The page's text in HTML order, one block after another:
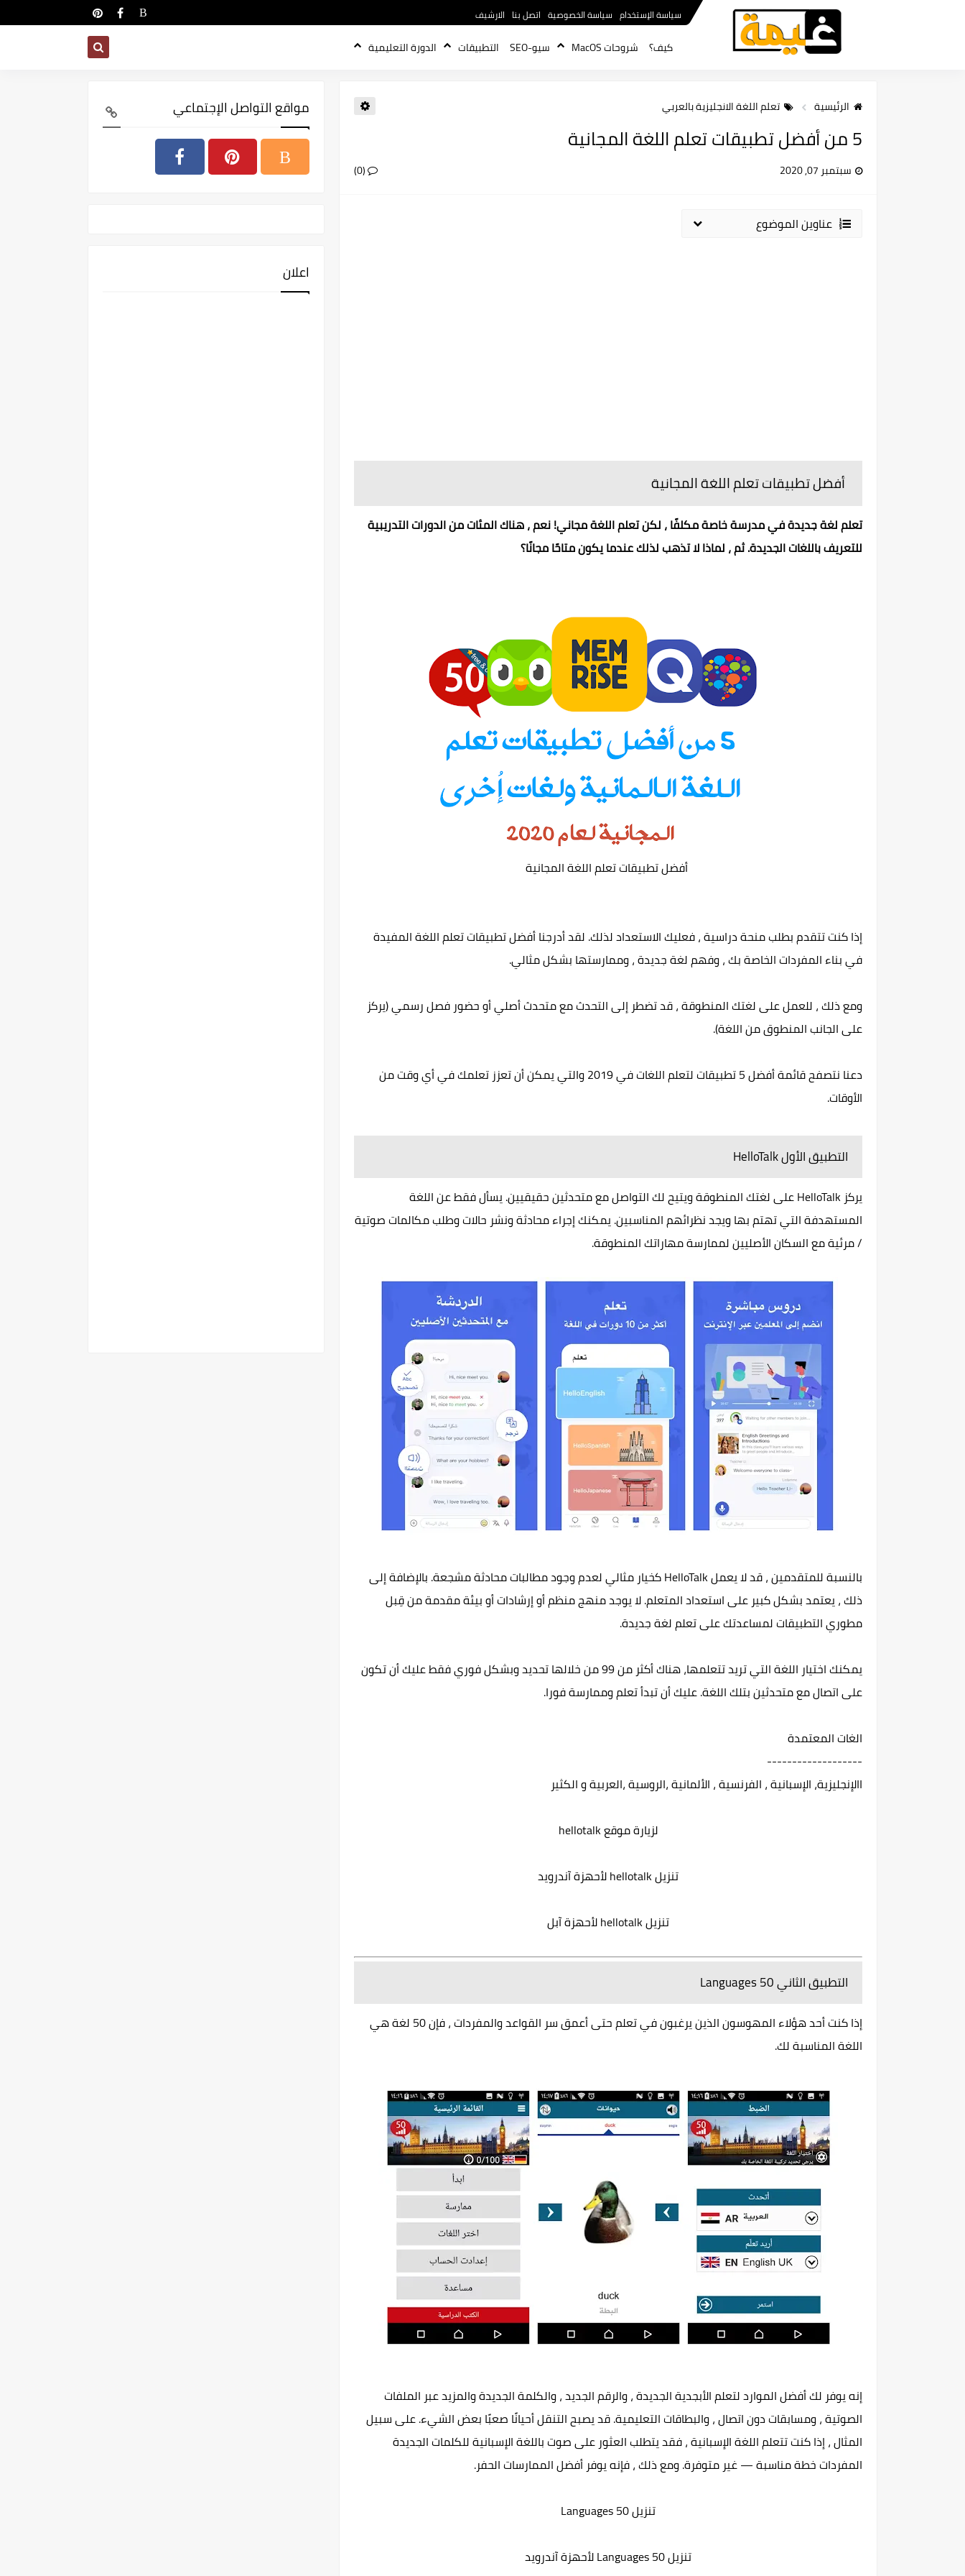
سياسة الإستخدام سياسة الخصوصية اتصل بنا الارشيف
كيف؟ شروحات MacOS سيو-SEO التطبيقات الدورة التعليمية
الرئيسية تعلم اللغة الانجليزية بالعربي
5 من أفضل تطبيقات تعلم اللغة المجانية
سبتمبر 07, 2020 (0)
عناوين الموضوع
أفضل تطبيقات تعلم اللغة المجانية
تعلم لغة جديدة في مدرسة خاصة مكلفًا ، لكن تعلم اللغة مجاني! نعم ، هناك المئات من الدورات التدريبية
للتعريف باللغات الجديدة. ثم ، لماذا لا تذهب لذلك عندما يكون متاحًا مجانًا؟
أفضل تطبيقات تعلم اللغة المجانية
إذا كنت تتقدم بطلب منحة دراسية ، فعليك الاستعداد لذلك. لقد أدرجنا أفضل تطبيقات تعلم اللغة المفيدة
في بناء المفردات الخاصة بك ، وفهم لغة جديدة ، وممارستها بشكل مثالي.
ومع ذلك ، للعمل على لغتك المنطوقة ، قد تضطر إلى التحدث مع متحدث أصلي أو حضور فصل رسمي (يركز
على الجانب المنطوق من اللغة).
دعنا نتصفح قائمة أفضل 5 تطبيقات لتعلم اللغات في 2019 والتي يمكن أن تعزز تعلمك في أي وقت من
الأوقات.
التطبيق الأول HelloTalk
يركز HelloTalk على لغتك المنطوقة ويتيح لك التواصل مع متحدثين حقيقيين. يسأل فقط عن اللغة
المستهدفة التي تهتم بها ويجد نظرائهم المناسبين. يمكنك إجراء محادثة ونشر حالات وطلب مكالمات صوتية
/ مرئية مع السكان الأصليين لممارسة مهاراتك المنطوقة.
بالنسبة للمتقدمين ، قد لا يعمل HelloTalk كخيار مثالي لعدم وجود مطالبات محادثة مشجعة. بالإضافة إلى
ذلك ، يعتمد بشكل كبير على استعداد المتعلم. لا يوجد منهج منظم أو إرشادات أو بيئة مقدمة من قِبل
مطوري التطبيقات لمساعدتك على تعلم لغة جديدة.
يمكنك اختيار اللغة التي تريد تتعلمها، هناك أكثر من 99 من خلالها تحديد وبشكل فوري فقط عليك أن تكون
على اتصال مع متحدثين بتلك اللغة. عليك أن تبدأ تعلم وممارسة فورا.
الغات المعتمدة
-------------------
االإنجليزية، الإسبانية ، الفرنسية ، الألمانية ،الروسية ،العربية و الكثير
لزيارة موقع hellotalk
تنزيل hellotalk لأحهزة آندرويد
تنزيل hellotalk لأحهزة آبل
التطبيق الثاني 50 Languages
إذا كنت أحد هؤلاء المهوسون الذين يرغبون في تعلم حتى أعمق سر القواعد والمفردات ، فإن 50 لغة هي
اللغة المناسبة لك.
إنه يوفر لك أفضل الموارد لتعلم الأبجدية الجديدة ، والرقم الجديد ، والكلمة الجديدة والمزيد عبر الملفات
الصوتية ، ومسابقات دون اتصال ، والبطاقات التعليمية. قد يصبح التنقل أحيانًا صعبًا بعض الشيء. على سبيل
المثال ، إذا كنت تتعلم اللغة الإسبانية ، فقد يتطلب العثور على صوت باللغة الإسبانية للكلمات الجديدة
المفردات خطة مناسبة — غير متوفرة. ومع ذلك ، فإنه يوفر أفضل الممارسات الحفر.
تنزيل 50 Languages
تنزيل 50 Languages لأحهزة آندرويد
مواقع التواصل الإجتماعي
اعلان